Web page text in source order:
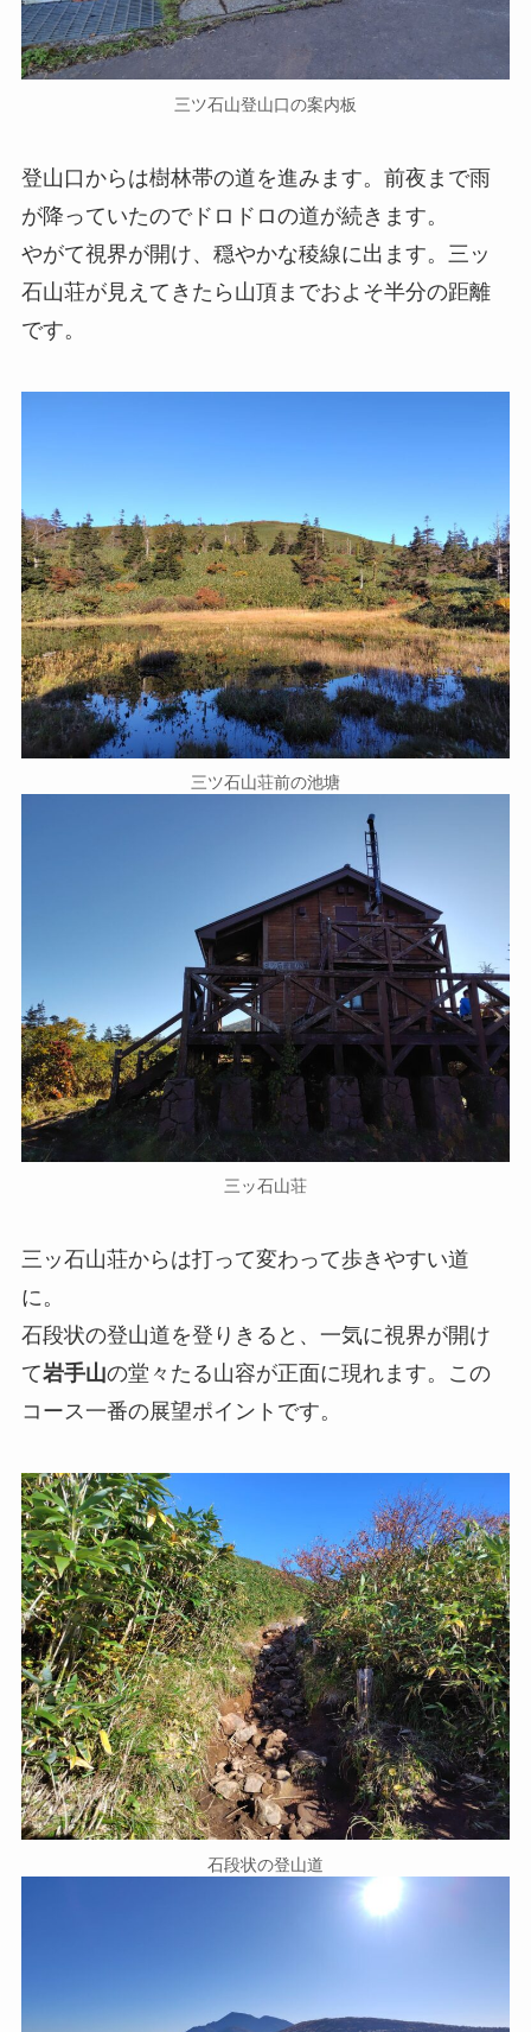
三ツ石山登山口の案内板
登山口からは樹林帯の道を進みます。前夜まで雨
が降っていたのでドロドロの道が続きます。
やがて視界が開け、穏やかな稜線に出ます。三ッ
石山荘が見えてきたら山頂までおよそ半分の距離
です。
三ツ石山荘前の池塘
三ッ石山荘
三ッ石山荘からは打って変わって歩きやすい道
に。
石段状の登山道を登りきると、一気に視界が開け
て岩手山の堂々たる山容が正面に現れます。この
コース一番の展望ポイントです。
石段状の登山道